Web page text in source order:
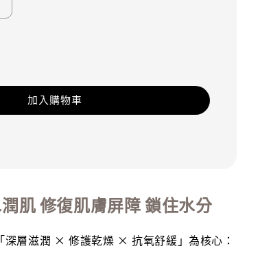
加入購物車
肌 修復肌膚屏障 鎖住水分
深層滋潤 × 修護乾燥 × 抗氧舒緩」為核心：